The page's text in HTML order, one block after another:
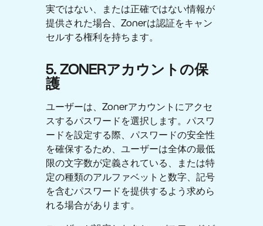
実ではない、または正確ではない情報が
提供された場合、Zonerは認証をキャン
セルする権利を持ちます。
5. ZONERアカウントの保
護
ユーザーは、Zonerアカウントにアクセ
スするパスワードを選択します。パスワ
ードを設定する際、パスワードの安全性
を確保するため、ユーザーは全体の最低
限の文字数が定義されている、または特
定の種類のアルファベットと数字、記号
を含むパスワードを提供するよう求めら
れる場合があります。